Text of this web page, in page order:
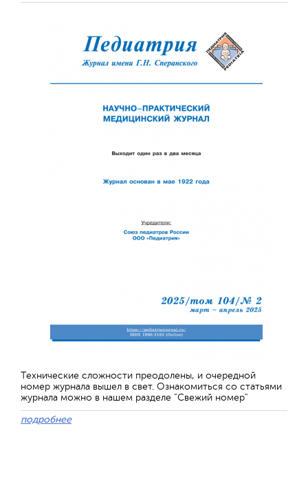
Технические сложности преодолены, и очередной
номер журнала вышел в свет. Ознакомиться со статьями
журнала можно в нашем разделе "Свежий номер"
подробнее